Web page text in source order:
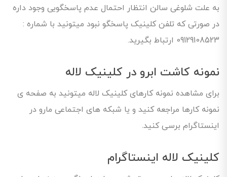
به علت شلوغی سالن انتظار احتمال عدم پاسخگویی وجود داره
در صورتی که تلفن کلینیک پاسخگو نبود میتونید با شماره :
09129108523 ارتباط بگیرید.
نمونه کاشت ابرو در کلینیک لاله
برای مشاهده نمونه کارهای کلینیک لاله میتونید به صفحه ی
نمونه کارها مراجعه کنید و یا شبکه های اجتماعی مارو در
اینستاگرام برسی کنید.
کلینیک لاله اینستاگرام